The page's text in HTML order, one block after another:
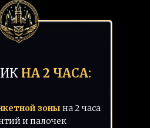
НА 2 ЧАСА:
зоны на 2 часа
и палочек